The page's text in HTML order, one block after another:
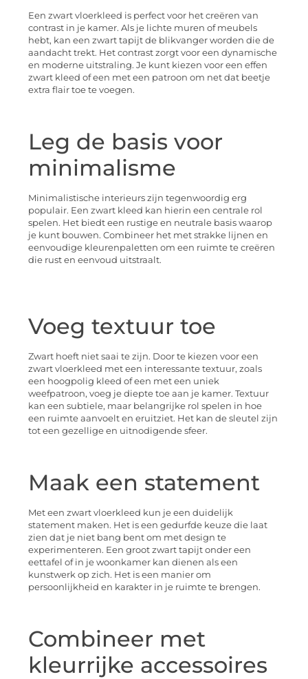
Een zwart vloerkleed is perfect voor het creëren van
contrast in je kamer. Als je lichte muren of meubels
hebt, kan een zwart tapijt de blikvanger worden die de
aandacht trekt. Het contrast zorgt voor een dynamische
en moderne uitstraling. Je kunt kiezen voor een effen
zwart kleed of een met een patroon om net dat beetje
extra flair toe te voegen.
Leg de basis voor
minimalisme
Minimalistische interieurs zijn tegenwoordig erg
populair. Een zwart kleed kan hierin een centrale rol
spelen. Het biedt een rustige en neutrale basis waarop
je kunt bouwen. Combineer het met strakke lijnen en
eenvoudige kleurenpaletten om een ruimte te creëren
die rust en eenvoud uitstraalt.
Voeg textuur toe
Zwart hoeft niet saai te zijn. Door te kiezen voor een
zwart vloerkleed met een interessante textuur, zoals
een hoogpolig kleed of een met een uniek
weefpatroon, voeg je diepte toe aan je kamer. Textuur
kan een subtiele, maar belangrijke rol spelen in hoe
een ruimte aanvoelt en eruitziet. Het kan de sleutel zijn
tot een gezellige en uitnodigende sfeer.
Maak een statement
Met een zwart vloerkleed kun je een duidelijk
statement maken. Het is een gedurfde keuze die laat
zien dat je niet bang bent om met design te
experimenteren. Een groot zwart tapijt onder een
eettafel of in je woonkamer kan dienen als een
kunstwerk op zich. Het is een manier om
persoonlijkheid en karakter in je ruimte te brengen.
Combineer met
kleurrijke accessoires